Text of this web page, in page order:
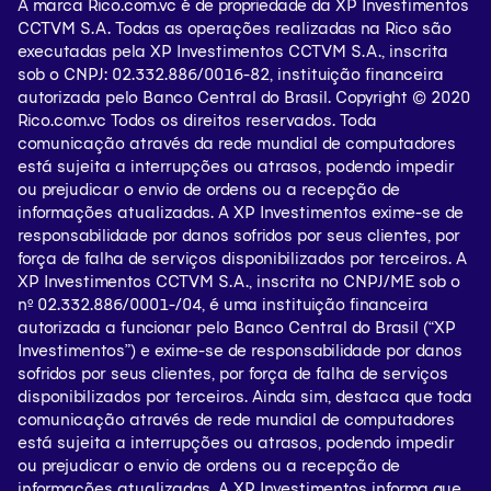
Capitais e regiões metropolitanas
+55 11 3003-5465
+55 11 4007-2465
Demais localidades
0800-771-5465
Atendimento em Libras (Língua Brasileira de Sinais) para os
deficientes auditivos:
SAC (clique aqui)
A marca Rico.com.vc é de propriedade da XP Investimentos
CCTVM S.A. Todas as operações realizadas na Rico são
executadas pela XP Investimentos CCTVM S.A., inscrita
sob o CNPJ: 02.332.886/0016-82, instituição financeira
autorizada pelo Banco Central do Brasil. Copyright © 2020
Rico.com.vc Todos os direitos reservados. Toda
comunicação através da rede mundial de computadores
está sujeita a interrupções ou atrasos, podendo impedir
ou prejudicar o envio de ordens ou a recepção de
informações atualizadas. A XP Investimentos exime-se de
responsabilidade por danos sofridos por seus clientes, por
força de falha de serviços disponibilizados por terceiros. A
XP Investimentos CCTVM S.A., inscrita no CNPJ/ME sob o
nº 02.332.886/0001-/­04, é uma instituição financeira
autorizada a funcionar pelo Banco Central do Brasil (“XP
Investimentos”) e exime-se de responsabilidade por danos
sofridos por seus clientes, por força de falha de serviços
disponibilizados por terceiros. Ainda sim, destaca que toda
comunicação através de rede mundial de computadores
está sujeita a interrupções ou atrasos, podendo impedir
ou prejudicar o envio de ordens ou a recepção de